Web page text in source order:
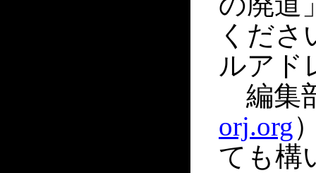
くださ
ルアド
編集
orj.org
ても構